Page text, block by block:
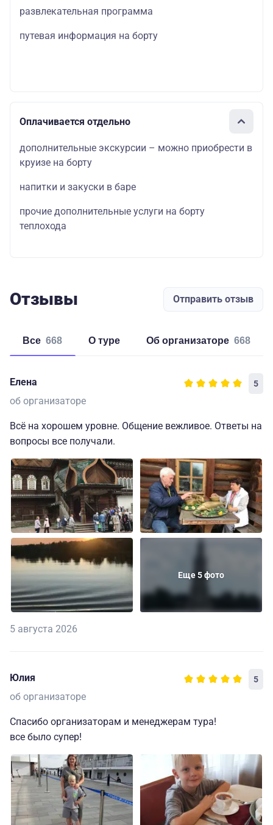
развлекательная программа
путевая информация на борту
Оплачивается отдельно
дополнительные экскурсии – можно приобрести в
круизе на борту
напитки и закуски в баре
прочие дополнительные услуги на борту
теплохода
Отзывы Отправить отзыв
Все 668 о туре об организаторе 668
Елена 5
об организаторе
Всё на хорошем уровне. Общение вежливое. Ответы на
вопросы все получали.
Еще 5 фото
5 августа 2026
Юлия 5
об организаторе
Спасибо организаторам и менеджерам тура!
все было супер!